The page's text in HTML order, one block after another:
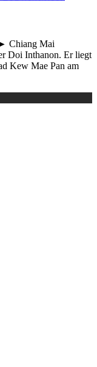
Chiang Mai
Doi Inthanon. Er liegt
Kew Mae Pan am